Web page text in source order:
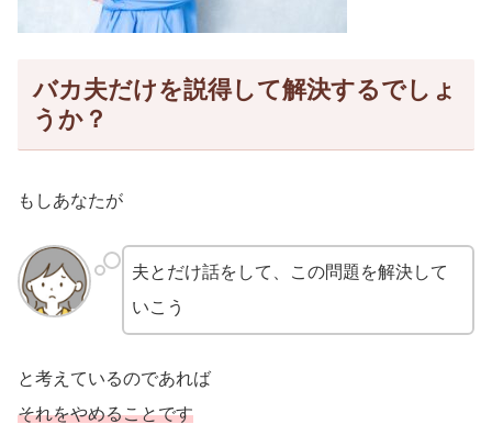
バカ夫だけを説得して解決するでしょ
うか？
もしあなたが
夫とだけ話をして、この問題を解決して
いこう
と考えているのであれば
それをやめることです